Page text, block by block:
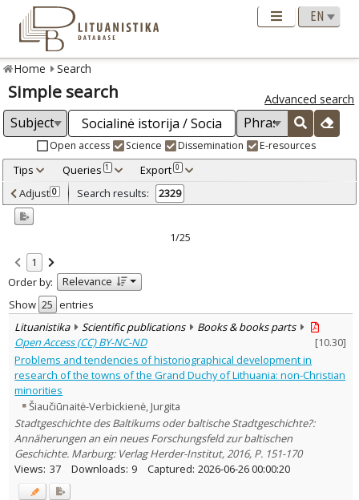
Home Search
Simple search Advanced search
Open access Science Dissemination E-resources
Tips Queries 1 Export 0
Adjusted by criteria 0
Year
Refine
Open access
Scientific publications 2121
Dissemination publications
208
Document Type:
Books & books parts 1235
Journal articles 1057
Dissertations 37
Subject area
Archaeology
21
Education 35
Economics 8
Ethnology 102
Philosophy 20
Linguistics
Adjust 0 Search results: 2329
1/25
1
Order by:
Relevance
Show
entries
Lituanistika
Scientific publications
Books & books parts
Open Access (CC) BY-NC-ND
[10.30]
Problems and tendencies of historiographical development in
research of the towns of the Grand Duchy of Lithuania: non-Christian
minorities
Šiaučiūnaitė-Verbickienė, Jurgita
Stadtgeschichte des Baltikums oder baltische Stadtgeschichte?:
Annäherungen an ein neues Forschungsfeld zur baltischen
Geschichte. Marburg: Verlag Herder-Institut, 2016, P. 151-170
Views: 37 Downloads: 9 Captured: 2026-06-26 00:00:20